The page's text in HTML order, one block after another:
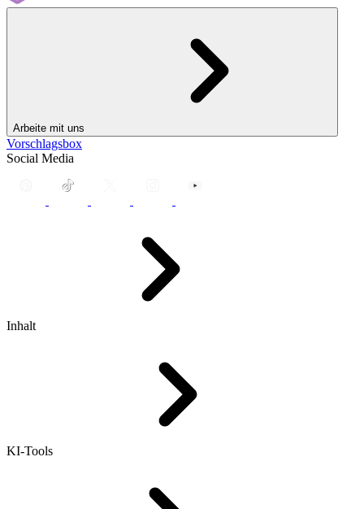
Arbeite mit uns
Vorschlagsbox
Social Media
Inhalt
KI-Tools